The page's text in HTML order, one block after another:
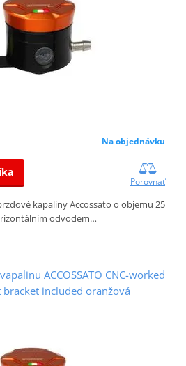
Na objednávku
Porovnať
kapaliny Accossato o objemu 25
odvodem…
ACCOSSATO CNC-worked
included oranžová